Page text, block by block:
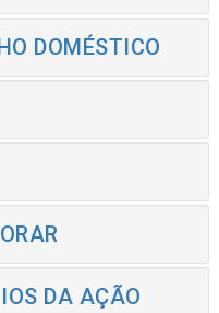
DOMÉSTICO
DA AÇÃO